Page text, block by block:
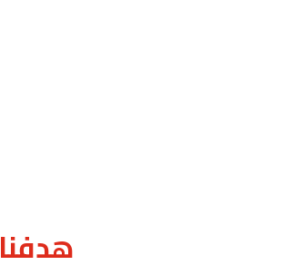
هدفنا